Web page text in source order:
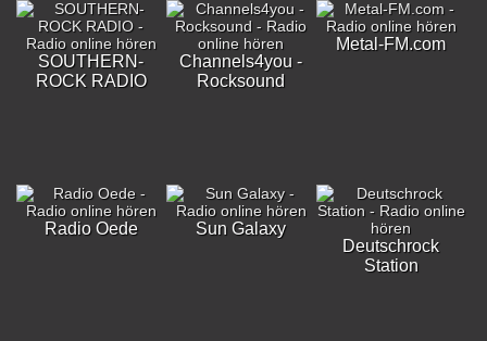
SOUTHERN-
ROCK RADIO
Channels4you -
Rocksound
Metal-FM.com
Radio Oede
Sun Galaxy
Deutschrock
Station